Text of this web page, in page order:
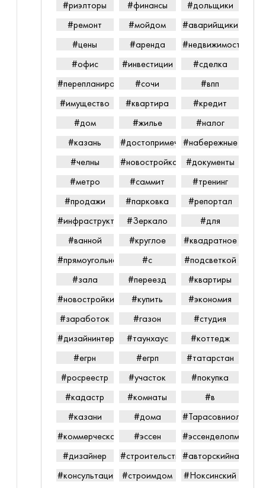
#риэлторы
#финансы
#дольщики
#ремонт
#мойдом
#аварийщики
#цены
#аренда
#недвижимость
#офис
#инвестиции
#сделка
#перепланировка
#сочи
#впп
#имущество
#квартира
#кредит
#дом
#жилье
#налог
#казань
#достопримечательности
#набережные
#челны
#новостройка
#документы
#метро
#саммит
#тренинг
#продажи
#парковка
#репортал
#инфраструктура#Зеркало
#для
#ванной
#круглое
#квадратное
#прямоугольное
#с
#подсветкой
#зала
#переезд
#квартиры
#новостройки
#купить
#экономия
#заработок
#газон
#студия
#дизайнинтерьера#таунхаус
#коттедж
#егрн
#егрп
#татарстан
#росреестр
#участок
#покупка
#кадастр
#комнаты
#в
#казани
#дома
#коммерческаянедвижимость
#эссен
#эссенделопмент
#дизайнер
#строительство#авторскийнадзор
#консультацияпередпокупкой
#строимдом
#Ноксинский